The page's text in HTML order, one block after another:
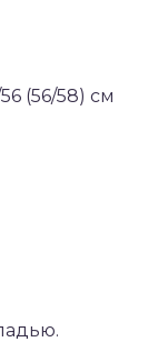
(56/58) см